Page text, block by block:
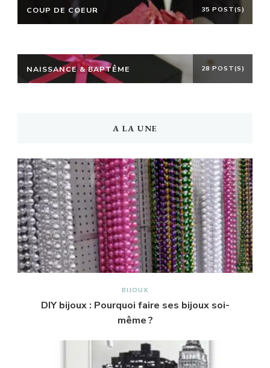
COUP DE COEUR 35 POST(S)
NAISSANCE & BAPTÊME 28 POST(S)
A LA UNE
BIJOUX
DIY bijoux : Pourquoi faire ses bijoux soi-
même ?